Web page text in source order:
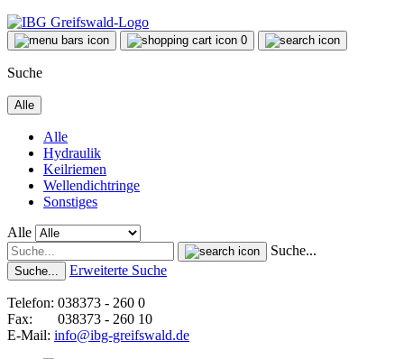
0
Suche
Alle
Alle
Hydraulik
Keilriemen
Wellendichtringe
Sonstiges
Alle
Suche...
Suche... Erweiterte Suche
Telefon: 038373 - 260 0
Fax: 038373 - 260 10
E-Mail: info@ibg-greifswald.de